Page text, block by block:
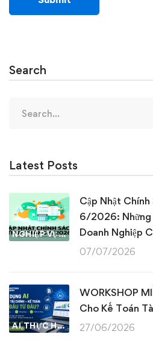
Search
for:
Latest Posts
NGHIỆP VỤ KẾ TOÁN & THUẾ
Cập Nhật
6/2026: Những
Doanh Nghiệp
07/07/2026
AI THỰC HÀNH
WORKSHOP
Cho Kế Toán
27/06/2026